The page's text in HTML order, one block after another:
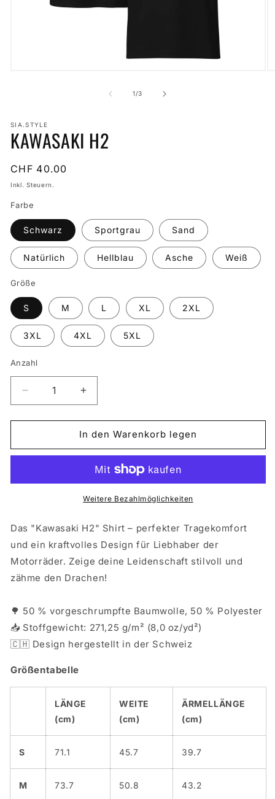
1/von
3
SIA.STYLE
KAWASAKI H2
Normaler
Preis
CHF 40.00
Inkl. Steuern.
Farbe
Schwarz Sportgrau Sand
Natürlich Hellblau Asche Weiß
Größe
S M L XL 2XL
3XL 4XL 5XL
Anzahl
Verringere
die
Menge
KAWASAKI
Erhöhe
die
Menge
für
KAWASAKI
In den Warenkorb legen
Weitere Bezahlmöglichkeiten
Das "Kawasaki H2" Shirt – perfekter Tragekomfort
und ein kraftvolles Design für Liebhaber der
Motorräder. Zeige deine Leidenschaft stilvoll und
zähme den Drachen!
🌳 50 % vorgeschrumpfte Baumwolle, 50 % Polyester
📥 Stoffgewicht: 271,25 g/m² (8,0 oz/yd²)
🇨🇭 Design hergestellt in der Schweiz
Größentabelle
LÄNGE
(cm)
WEITE
(cm)
ÄRMELLÄNGE
(cm)
S 71.1 45.7 39.7
M 73.7 50.8 43.2